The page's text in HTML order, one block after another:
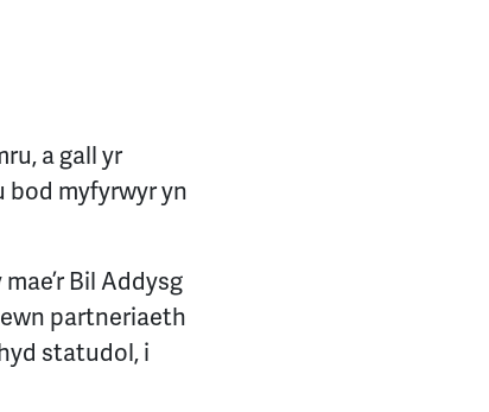
a gall yr
bod myfyrwyr yn
Bil Addysg
partneriaeth
statudol, i